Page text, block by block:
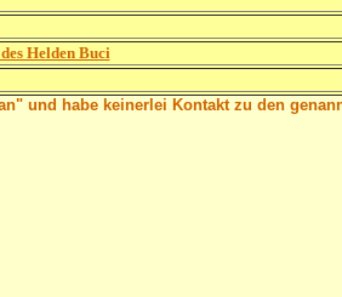
Helden Buci
und habe keinerlei Kontakt zu den